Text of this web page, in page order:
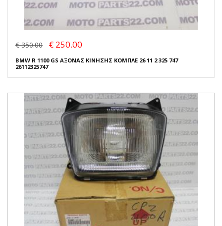
€ 350.00 € 250.00
BMW R 1100 GS ΑΞΟΝΑΣ ΚΙΝΗΣΗΣ ΚΟΜΠΛΕ 26 11 2 325 747
26112325747